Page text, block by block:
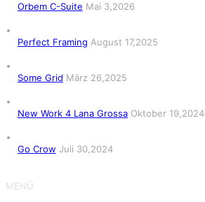
Orbem C-Suite Mai 3,2026
Perfect Framing August 17,2025
Some Grid März 26,2025
New Work 4 Lana Grossa Oktober 19,2024
Go Crow Juli 30,2024
MENÜ